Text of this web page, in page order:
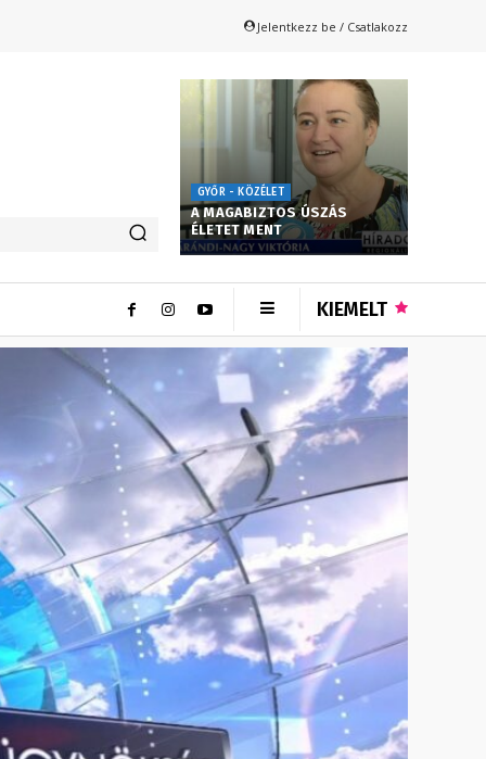
Jelentkezz be / Csatlakozz
GYŐR - KÖZÉLET
A MAGABIZTOS ÚSZÁS
ÉLETET MENT
KIEMELT